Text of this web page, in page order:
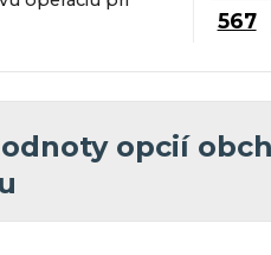
567
opcií